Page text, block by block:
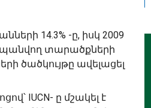
14.3% -ը, իսկ 2009
տարածքների
ծածկույթը ավելացել
IUCN- ը մշակել է